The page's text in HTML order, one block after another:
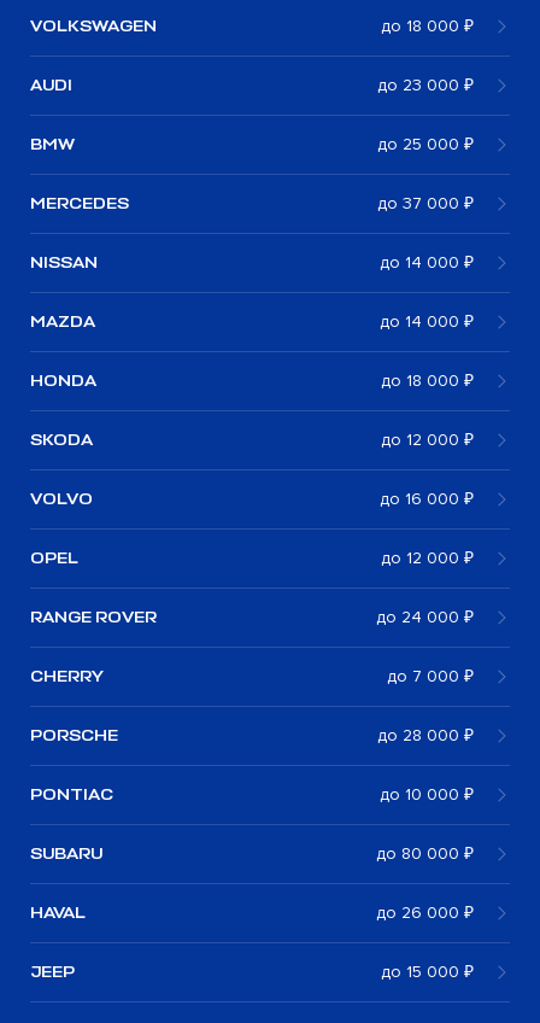
VOLKSWAGEN до 18 000 ₽
AUDI до 23 000 ₽
BMW до 25 000 ₽
MERCEDES до 37 000 ₽
NISSAN до 14 000 ₽
MAZDA до 14 000 ₽
HONDA до 18 000 ₽
SKODA до 12 000 ₽
VOLVO до 16 000 ₽
OPEL до 12 000 ₽
RANGE ROVER до 24 000 ₽
CHERRY до 7 000 ₽
PORSCHE до 28 000 ₽
PONTIAC до 10 000 ₽
SUBARU до 80 000 ₽
HAVAL до 26 000 ₽
JEEP до 15 000 ₽